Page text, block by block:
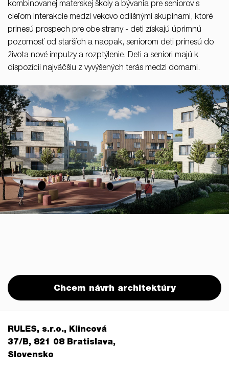
kombinovanej materskej školy a bývania pre seniorov s
cieľom interakcie medzi vekovo odlišnými skupinami, ktoré
prinesú prospech pre obe strany - deti získajú úprimnú
pozornosť od starších a naopak, seniorom deti prinesú do
života nové impulzy a rozptýlenie. Deti a seniori majú k
dispozícii najväčšiu z vyvýšených terás medzi domami.
Chcem návrh architektúry
RULES, s.r.o., Klincová
37/B, 821 08 Bratislava,
Slovensko